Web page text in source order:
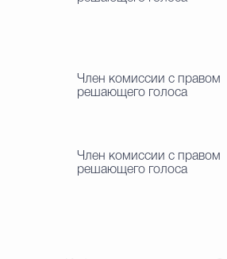
Член комиссии с правом
решающего голоса
Член комиссии с правом
решающего голоса